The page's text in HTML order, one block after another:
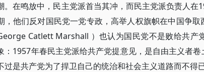
。在鸣放中，民主党派首当其冲，而民主党派负责人
，他们反对国民党一党专政，高举人权旗帜在中国争
Catlett Marshall ）也认为国民党不是败给共产
：1957年春民主党派给共产党提意见，是自由主义者
过是共产党为了捍卫自己的统治和社会主义道路而不得